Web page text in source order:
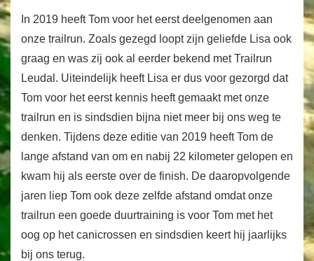
In 2019 heeft Tom voor het eerst deelgenomen aan
onze trailrun. Zoals gezegd loopt zijn geliefde Lisa ook
graag en was zij ook al eerder bekend met Trailrun
Leudal. Uiteindelijk heeft Lisa er dus voor gezorgd dat
Tom voor het eerst kennis heeft gemaakt met onze
trailrun en is sindsdien bijna niet meer bij ons weg te
denken. Tijdens deze editie van 2019 heeft Tom de
lange afstand van om en nabij 22 kilometer gelopen en
kwam hij als eerste over de finish. De daaropvolgende
jaren liep Tom ook deze zelfde afstand omdat onze
trailrun een goede duurtraining is voor Tom met het
oog op het canicrossen en sindsdien keert hij jaarlijks
bij ons terug.